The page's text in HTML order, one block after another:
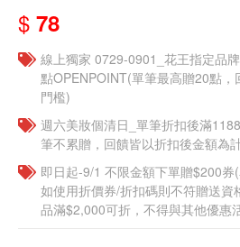
$ 78
線上獨家 0729-0901_花王指定品
點OPENPOINT(單筆最高贈20點
門檻)
週六美妝個清日_單筆折扣後滿
筆不累贈，回饋皆以折扣後金額為
即日起-9/1 不限金額下單贈$200
如使用折價券/折扣碼則不符贈送資
品滿$2,000可折，不得與其他優惠